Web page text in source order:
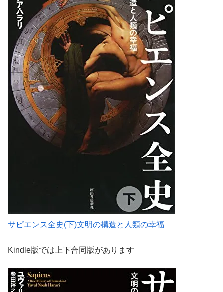
サピエンス全史(下)文明の構造と人類の幸福
Kindle版では上下合同版があります